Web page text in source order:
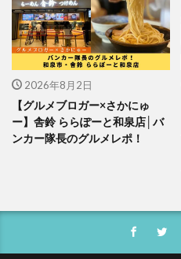
2026年8月2日
【グルメブロガー×さかにゅ
ー】舎鈴 ららぽーと和泉店│バ
ンカー隊長のグルメレポ！